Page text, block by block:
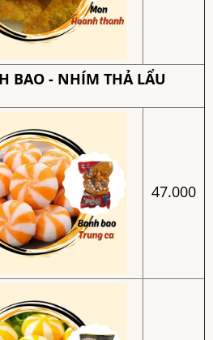
BAO - NHÍM THẢ LẨU
47.000